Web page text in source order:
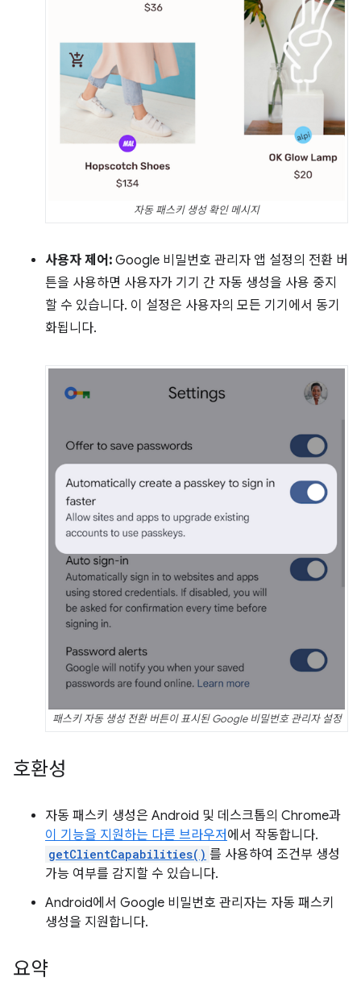
자동 패스키 생성 확인 메시지
사용자 제어: Google 비밀번호 관리자 앱 설정의 전환 버
튼을 사용하면 사용자가 기기 간 자동 생성을 사용 중지
할 수 있습니다. 이 설정은 사용자의 모든 기기에서 동기
화됩니다.
패스키 자동 생성 전환 버튼이 표시된 Google 비밀번호 관리자 설정
호환성
자동 패스키 생성은 Android 및 데스크톱의 Chrome과
이 기능을 지원하는 다른 브라우저 에서 작동합니다.
getClientCapabilities() 를 사용하여 조건부 생성
가능 여부를 감지할 수 있습니다.
Android에서 Google 비밀번호 관리자는 자동 패스키
생성을 지원합니다.
요약